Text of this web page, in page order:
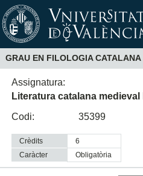
GRAU EN FILOLOGIA CATALANA
Assignatura:
Literatura catalana medieval II
Codi:
35399
Crèdits
6
Caràcter
obligatòria